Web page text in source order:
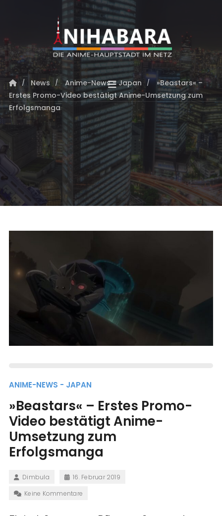
News Anime-News - Japan
»Beastars« –
Erstes Promo-Video bestätigt Anime-Umsetzung zum
Erfolgsmanga
ANIME-NEWS - JAPAN
»Beastars« – Erstes Promo-
Video bestätigt Anime-
Umsetzung zum
Erfolgsmanga
Dimbula
16. Februar 2019
Keine Kommentare